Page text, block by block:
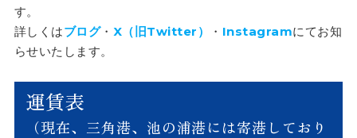
す。
詳しくはブログ・ X（旧Twitter） ・ Instagramにてお知
らせいたします。
運賃表
（現在、三角港、池の浦港には寄港しており